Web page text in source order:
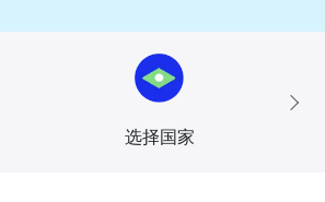
选择国家